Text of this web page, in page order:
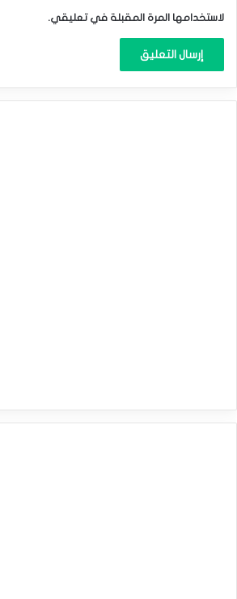
لاستخدامها المرة المقبلة في تعليقي.